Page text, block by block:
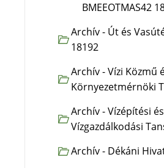
BMEEOTMAS42
Archív - Út és
18192
Archív - Vízi Közmű
Környezetmérnöki
Archív - Vízépítési és
Vízgazdálkodási
Archív - Dékáni